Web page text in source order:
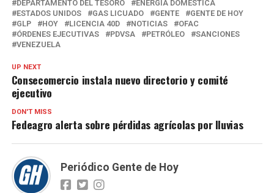
DEPARTAMENTO DEL TESORO
ENERGÍA DOMÉSTICA
ESTADOS UNIDOS
GAS LICUADO GENTE
GENTE DE HOY
GLP
HOY LICENCIA 40D NOTICIAS
OFAC
ÓRDENES EJECUTIVAS
PDVSA PETRÓLEO
SANCIONES
VENEZUELA
UP NEXT
Consecomercio instala nuevo directorio y comité
ejecutivo
DON'T MISS
Fedeagro alerta sobre pérdidas agrícolas por lluvias
Periódico Gente de Hoy